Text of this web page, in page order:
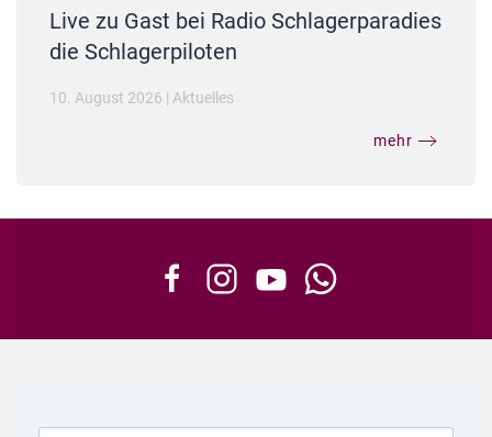
Live zu Gast bei Radio Schlagerparadies
die Schlagerpiloten
10. August 2026 | Aktuelles
mehr